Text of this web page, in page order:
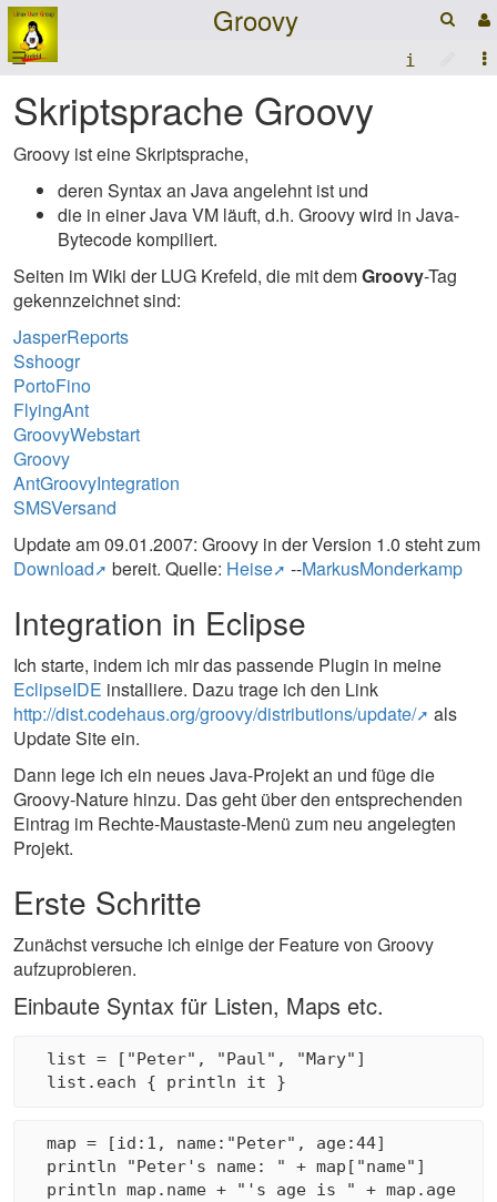
Groovy
☰
Skriptsprache Groovy
Groovy ist eine Skriptsprache,
deren Syntax an Java angelehnt ist und
die in einer Java VM läuft, d.h. Groovy wird in Java-
Bytecode kompiliert.
Seiten im Wiki der LUG Krefeld, die mit demGroovy-Tag
gekennzeichnet sind:
JasperReports
Sshoogr
PortoFino
FlyingAnt
GroovyWebstart
Groovy
AntGroovyIntegration
SMSVersand
Update am 09.01.2007: Groovy in der Version 1.0 steht zum
Download
bereit. Quelle: Heise --MarkusMonderkamp
Integration in Eclipse
Ich starte, indem ich mir das passende Plugin in meine
EclipseIDE installiere. Dazu trage ich den Link
http://dist.codehaus.org/groovy/distributions/update/
als
Update Site ein.
Dann lege ich ein neues Java-Projekt an und füge die
Groovy-Nature hinzu. Das geht über den entsprechenden
Eintrag im Rechte-Maustaste-Menü zum neu angelegten
Projekt.
Erste Schritte
Zunächst versuche ich einige der Feature von Groovy
aufzuprobieren.
Einbaute Syntax für Listen, Maps etc.
  list = ["Peter", "Paul", "Mary"]
  map = [id:1, name:"Peter", age:44]
  println "Peter's name: " + map["name"]
  println map.name + "'s age is " + map.age